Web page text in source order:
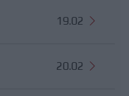
19.02
20.02